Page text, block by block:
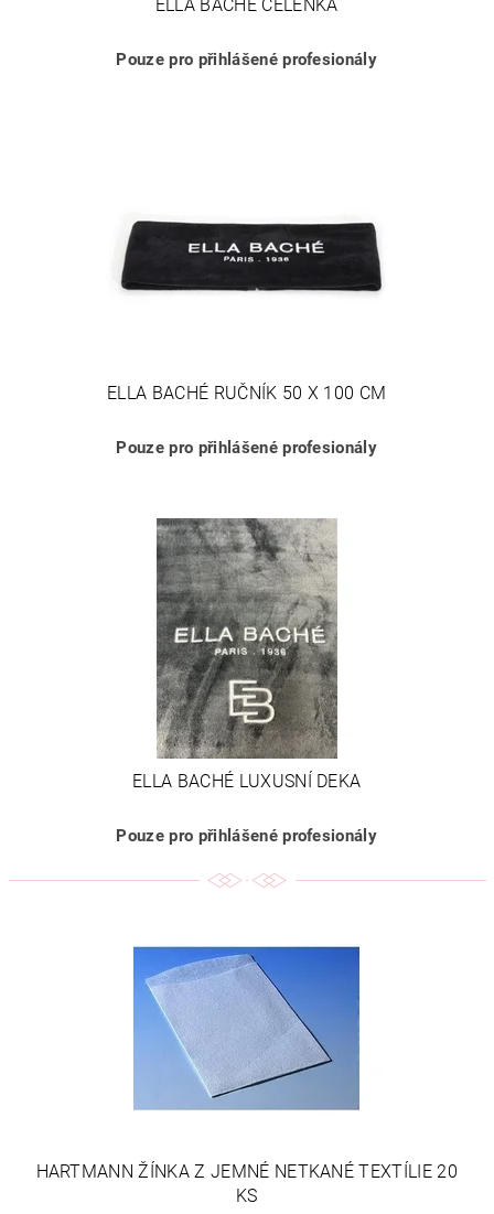
ELLA BACHÉ ČELENKA
Pouze pro přihlášené profesionály
ELLA BACHÉ RUČNÍK 50 X 100 CM
Pouze pro přihlášené profesionály
ELLA BACHÉ LUXUSNÍ DEKA
Pouze pro přihlášené profesionály
HARTMANN ŽÍNKA Z JEMNÉ NETKANÉ TEXTÍLIE 20
KS